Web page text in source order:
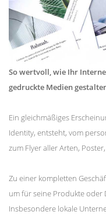
So wertvoll, wie Ihr
gedruckte Medien
Ein gleichmäßiges
Identity, entsteht, vom
zum Flyer aller Arten,
Zu einer kompletten
um für seine Produkte oder
Insbesondere lokale